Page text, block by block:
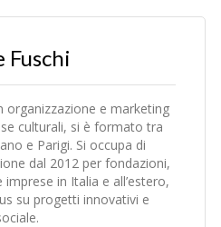
Fuschi
organizzazione e marketing
culturali, si è formato tra
e Parigi. Si occupa di
dal 2012 per fondazioni,
in Italia e all’estero,
su progetti innovativi e